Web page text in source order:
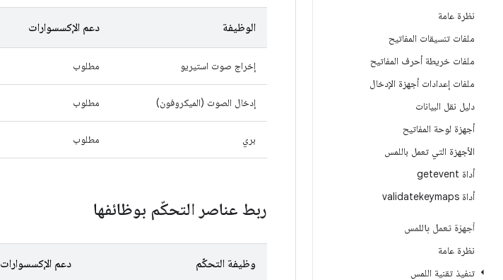
نظرة عامة
ملفات تنسيقات المفاتيح
ملفات خريطة أحرف المفاتيح
ملفات إعدادات أجهزة الإدخال
دليل نقل البيانات
أجهزة لوحة المفاتيح
الأجهزة التي تعمل باللمس
أداة getevent
أداة validatekeymaps
أجهزة تعمل باللمس
نظرة عامة
تنفيذ تقنية اللمس
الوظيفة دعم الإكسسوارات
إخراج صوت استيريو مطلوب
إدخال الصوت (الميكروفون) مطلوب
بري مطلوب
ربط عناصر التحكّم بوظائفها
وظيفة التحكّم دعم الإكسسوارات